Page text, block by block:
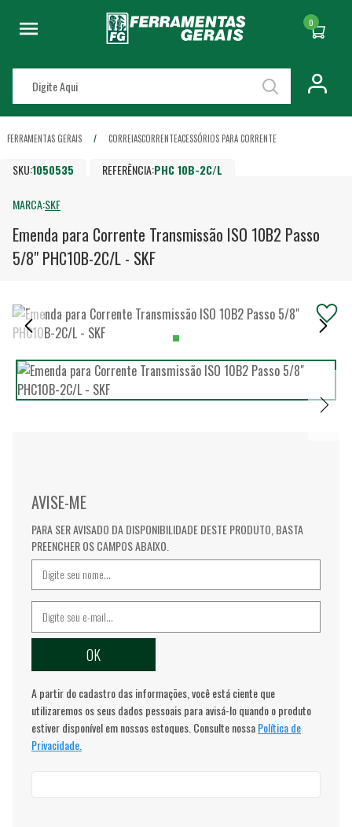
0
FERRAMENTAS GERAIS CORREIASCORRENTEACESSÓRIOS PARA CORRENTE
SKU:1050535 REFERÊNCIA:PHC 10B-2C/L
MARCA:SKF
Emenda para Corrente Transmissão ISO 10B2 Passo
5/8" PHC10B-2C/L - SKF
AVISE-ME
PARA SER AVISADO DA DISPONIBILIDADE DESTE PRODUTO, BASTA
PREENCHER OS CAMPOS ABAIXO.
A partir do cadastro das informações, você está ciente que
utilizaremos os seus dados pessoais para avisá-lo quando o produto
estiver disponível em nossos estoques. Consulte nossaPolítica de
Privacidade.